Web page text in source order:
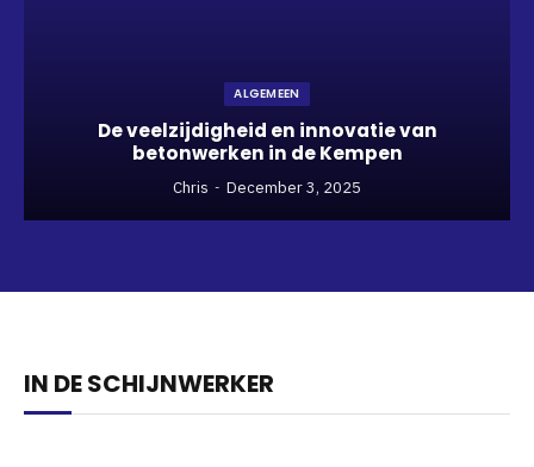
ALGEMEEN
De veelzijdigheid en innovatie van
betonwerken in de Kempen
Chris December 3, 2025
IN DE SCHIJNWERKER